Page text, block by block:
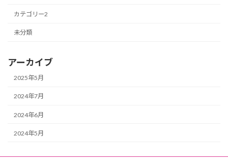
カテゴリー2
未分類
アーカイブ
2025年5月
2024年7月
2024年6月
2024年5月